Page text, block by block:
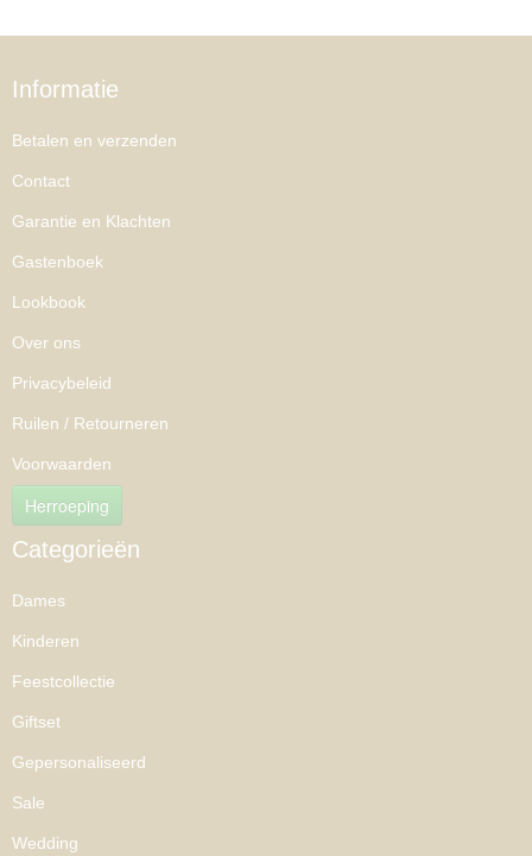
Informatie
Betalen en verzenden
Contact
Garantie en Klachten
Gastenboek
Lookbook
Over ons
Privacybeleid
Ruilen / Retourneren
Voorwaarden
Herroeping
Categorieën
Dames
Kinderen
Feestcollectie
Giftset
Gepersonaliseerd
Sale
Wedding